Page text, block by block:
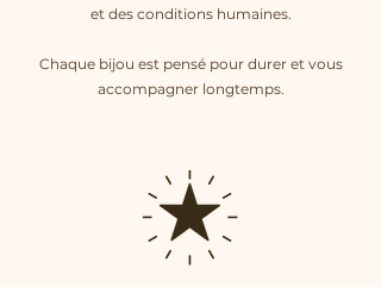
et des conditions humaines.
Chaque bijou est pensé pour durer et vous
accompagner longtemps.